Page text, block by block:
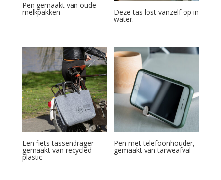
Pen gemaakt van oude
melkpakken Deze tas lost vanzelf op in
water.
Een fiets tassendrager
gemaakt van recycled
plastic
Pen met telefoonhouder,
gemaakt van tarweafval